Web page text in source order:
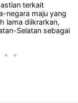
terkait
maju yang
diikrarkan,
Selatan sebagai